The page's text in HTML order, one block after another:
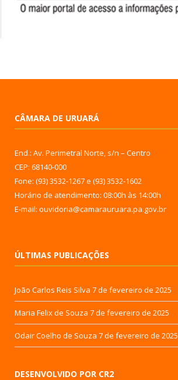
CÂMARA DE URUARÁ
End.: Av. Perimetral Norte, s/n – Centro
CEP: 68140-000
Fone: (93) 3532-1267 e (93) 3532-1602
Horário de atendimento: 08:00h às 14:00h
E-mail: ouvidoria@camarauruara.pa.gov.br
ÚLTIMAS PUBLICAÇÕES
João Carlos Reis Silva 7 de fevereiro de 2025
Maria Felix de Souza 7 de fevereiro de 2025
Odair Coelho de Souza 7 de fevereiro de 2025
DESENVOLVIDO POR CR2